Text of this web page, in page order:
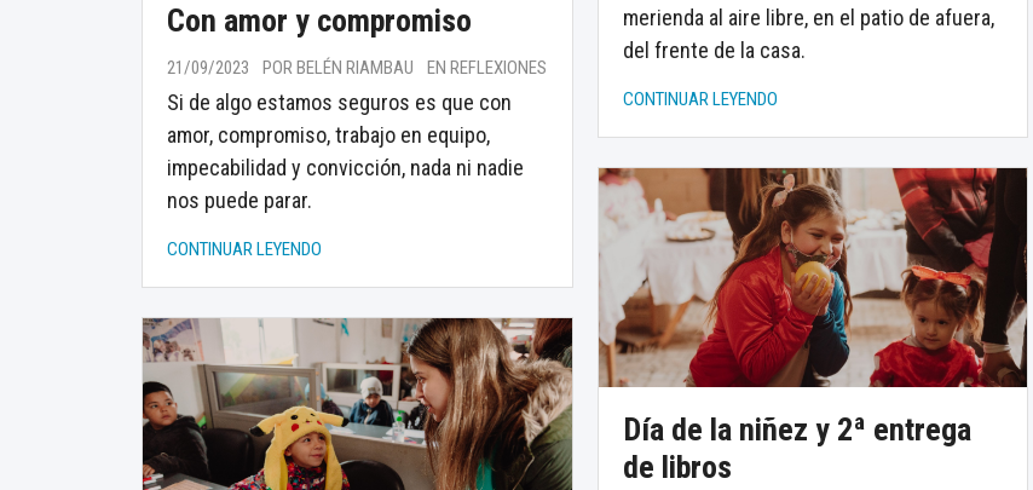
Con amor y compromiso
21/09/2023 POR BELÉN RIAMBAU EN REFLEXIONES
Si de algo estamos seguros es que con
amor, compromiso, trabajo en equipo,
impecabilidad y convicción, nada ni nadie
nos puede parar.
CONTINUAR LEYENDO
merienda al aire libre, en el patio de afuera,
del frente de la casa.
CONTINUAR LEYENDO
Día de la niñez y 2ª entrega
de libros